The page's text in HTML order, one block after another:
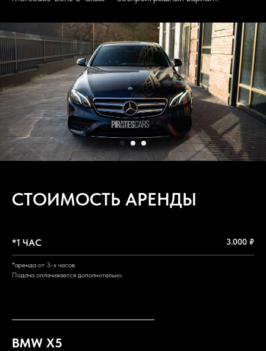
СТОИМОСТЬ АРЕНДЫ
*1 ЧАС 3.000 ₽
*аренда от 3-х часов.
Подача оплачивается дополнительно.
BMW X5